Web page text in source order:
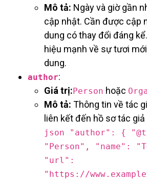
Mô tả: Ngày và giờ gần
cập nhật. Cần được cập
dung có thay đổi đáng
hiệu mạnh về sự tươi
dung.
author:
Giá trị: Person hoặc
Mô tả: Thông tin về tác
liên kết đến hồ sơ tác
json "author": {
"Person", "name":
"url":
"https://